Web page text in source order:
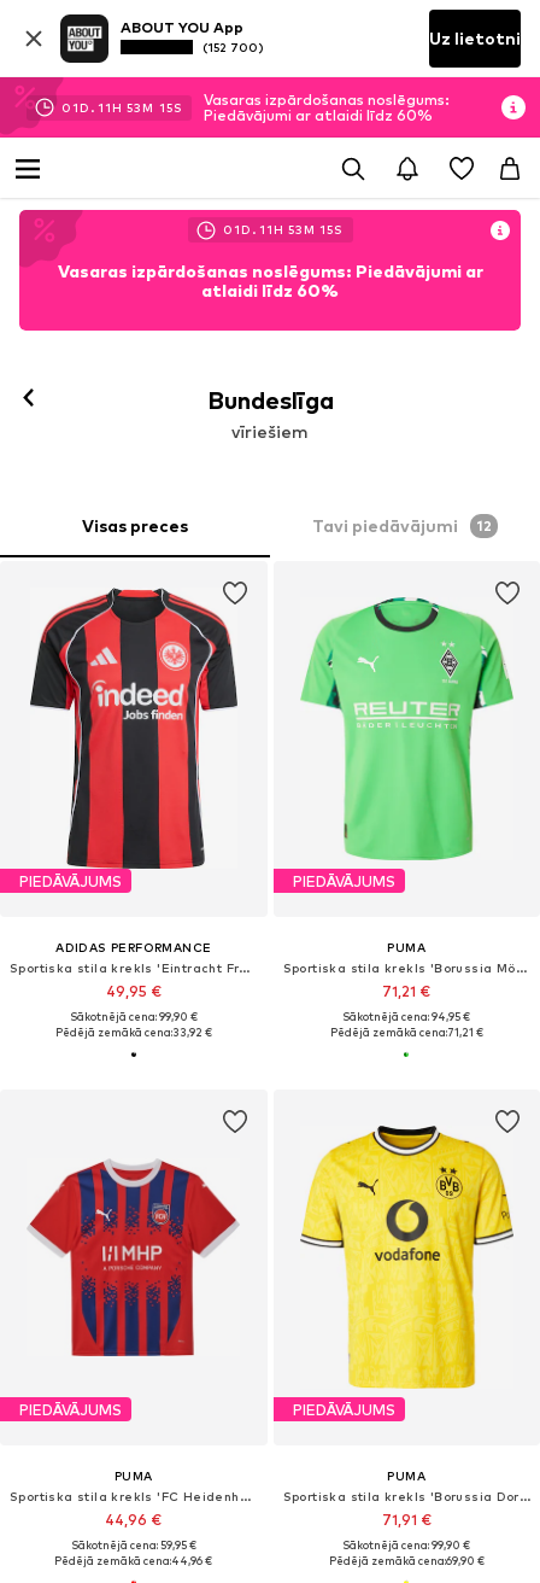
ABOUT YOU App
(152 700) Uz lietotni
01D. 11H 53M 13S
Vasaras izpārdošanas noslēgums:
Piedāvājumi ar atlaidi līdz 60%
01D. 11H 53M 13S
Vasaras izpārdošanas noslēgums: Piedāvājumi ar
atlaidi līdz 60%
Bundeslīga
vīriešiem
Visas preces Tavi piedāvājumi 12
PIEDĀVĀJUMS
ADIDAS PERFORMANCE
Sportiska stila krekls 'Eintracht Frankfurt 25/26'
49,95 €
Sākotnējā cena: 99,90 €
Pēdējā zemākā cena:33,92 €
PIEDĀVĀJUMS
PUMA
Sportiska stila krekls 'Borussia Mönchengladbach 2025/2026'
71,21 €
Sākotnējā cena: 94,95 €
Pēdējā zemākā cena:71,21 €
PIEDĀVĀJUMS
PUMA
Sportiska stila krekls 'FC Heidenheim 24/25'
44,96 €
Sākotnējā cena: 59,95 €
Pēdējā zemākā cena:44,96 €
PIEDĀVĀJUMS
PUMA
Sportiska stila krekls 'Borussia Dortmund BVB'
71,91 €
Sākotnējā cena: 99,90 €
Pēdējā zemākā cena:69,90 €